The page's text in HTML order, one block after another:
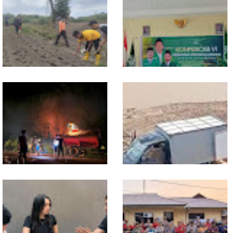
Dukung Swasembada
Pangan, Polsek Entikong
Tanam dan Rawat Jagung
Hibrida di Demplot Entikong
Tapang
Sekwil GP Ansor Kalbar
Hadiri Konfercab Sanggau:
Kader Harus Militan dan
Bermanfaat
13 Jam Berjuang, Polsek
Toba dan Warga Berhasil
Jinakkan Karhutla 7 Hektare
di Desa Bagan Asam
Mobil Box Terjun ke Jurang
Depan KC, Diduga Rem
Blong